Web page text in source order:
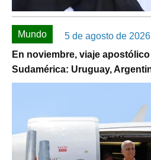
Mundo
5 de agosto de 2026
En noviembre, viaje
Sudamérica: Uruguay,